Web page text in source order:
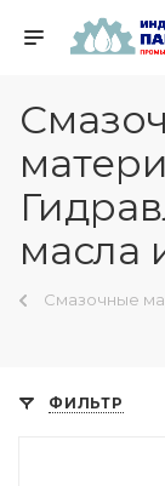
масла
Смазочные
ФИЛЬТР